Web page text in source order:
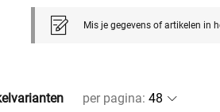
Mis je gegevens of artikelen in
per pagina: